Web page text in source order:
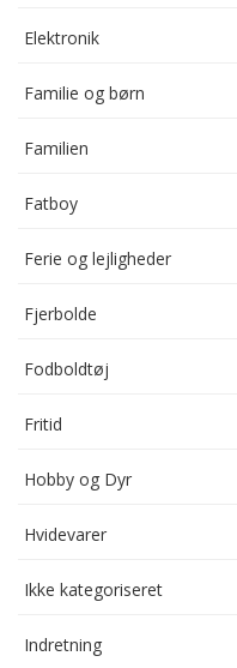
Elektronik
Familie og børn
Familien
Fatboy
Ferie og lejligheder
Fjerbolde
Fodboldtøj
Fritid
Hobby og Dyr
Hvidevarer
Ikke kategoriseret
Indretning